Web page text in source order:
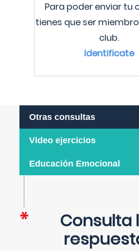
Para poder enviar tu
tienes que ser miembro
club.
Identificate
Otras consultas
Video ejercicios
Educación Emocional
Consulta